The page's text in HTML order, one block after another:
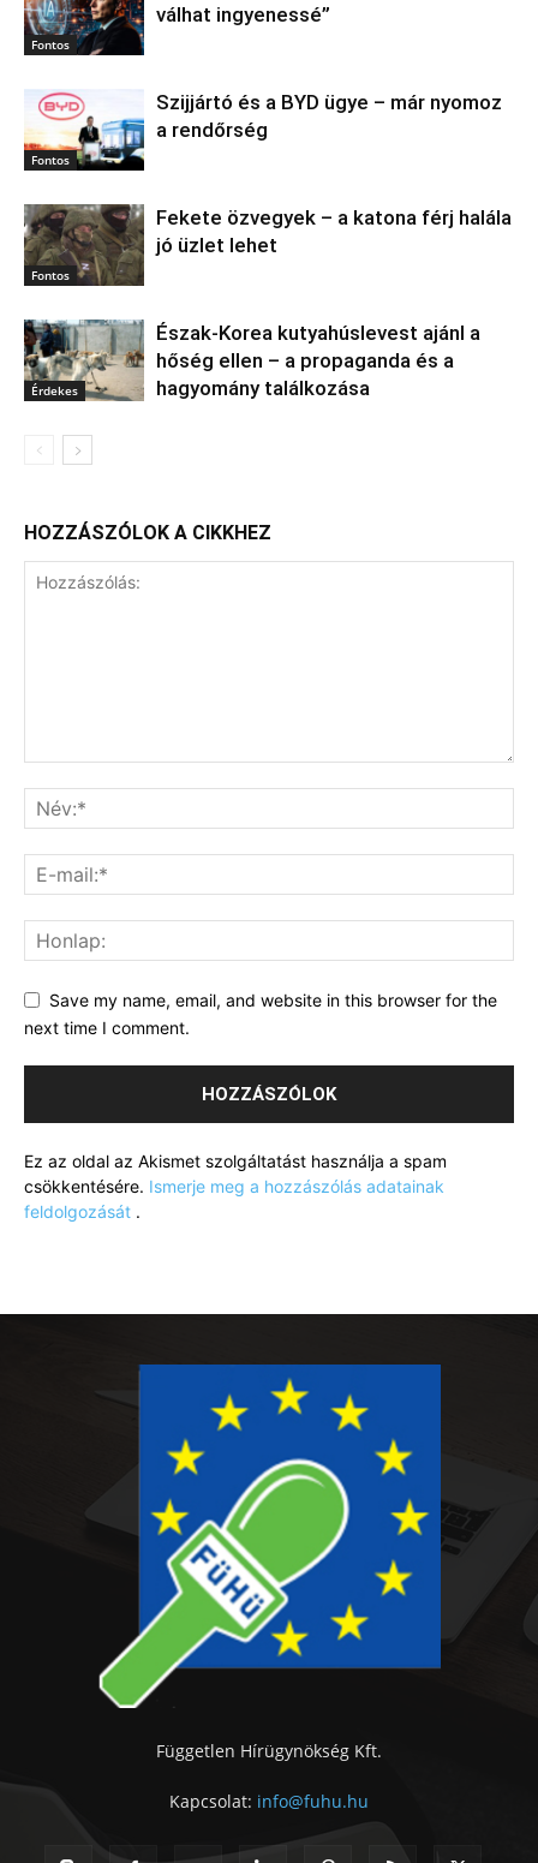
Fontos
válhat ingyenessé”
Fontos
Szijjártó és a BYD ügye – már nyomoz
a rendőrség
Fontos
Fekete özvegyek – a katona férj halála
jó üzlet lehet
Érdekes
Észak‑Korea kutyahúslevest ajánl a
hőség ellen – a propaganda és a
hagyomány találkozása
HOZZÁSZÓLOK A CIKKHEZ
Save my name, email, and website in this browser for the
next time I comment.
Ez az oldal az Akismet szolgáltatást használja a spam
csökkentésére. Ismerje meg a hozzászólás adatainak
feldolgozását .
Független Hírügynökség Kft.
Kapcsolat: info@fuhu.hu